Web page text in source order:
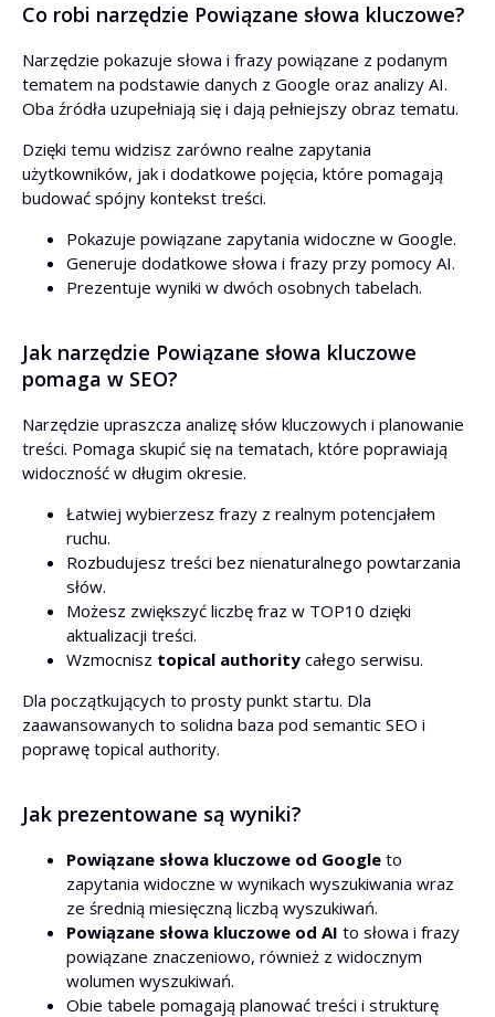
Co robi narzędzie Powiązane słowa kluczowe?
Narzędzie pokazuje słowa i frazy powiązane z podanym
tematem na podstawie danych z Google oraz analizy AI.
Oba źródła uzupełniają się i dają pełniejszy obraz tematu.
Dzięki temu widzisz zarówno realne zapytania
użytkowników, jak i dodatkowe pojęcia, które pomagają
budować spójny kontekst treści.
Pokazuje powiązane zapytania widoczne w Google.
Generuje dodatkowe słowa i frazy przy pomocy AI.
Prezentuje wyniki w dwóch osobnych tabelach.
Jak narzędzie Powiązane słowa kluczowe
pomaga w SEO?
Narzędzie upraszcza analizę słów kluczowych i planowanie
treści. Pomaga skupić się na tematach, które poprawiają
widoczność w długim okresie.
Łatwiej wybierzesz frazy z realnym potencjałem
ruchu.
Rozbudujesz treści bez nienaturalnego powtarzania
słów.
Możesz zwiększyć liczbę fraz w TOP10 dzięki
aktualizacji treści.
Wzmocnisz topical authority całego serwisu.
Dla początkujących to prosty punkt startu. Dla
zaawansowanych to solidna baza pod semantic SEO i
poprawę topical authority.
Jak prezentowane są wyniki?
Powiązane słowa kluczowe od Google to
zapytania widoczne w wynikach wyszukiwania wraz
ze średnią miesięczną liczbą wyszukiwań.
Powiązane słowa kluczowe od AI to słowa i frazy
powiązane znaczeniowo, również z widocznym
wolumen wyszukiwań.
Obie tabele pomagają planować treści i strukturę